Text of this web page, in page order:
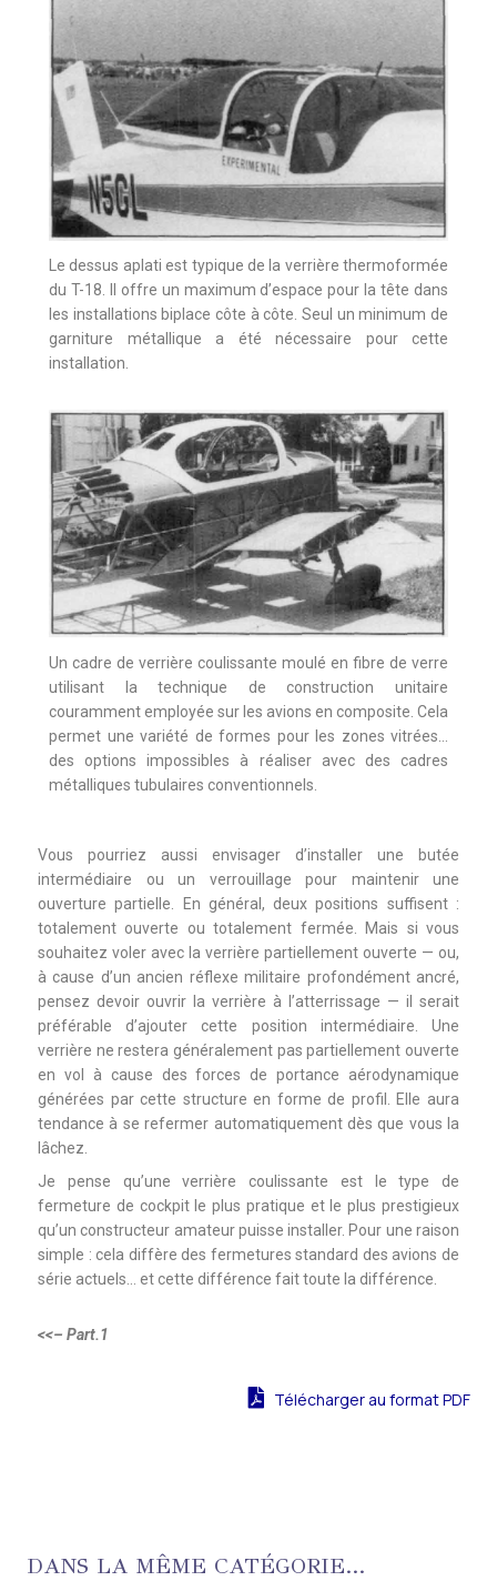
Le dessus aplati est typique de la verrière thermoformée
du T-18. Il offre un maximum d’espace pour la tête dans
les installations biplace côte à côte. Seul un minimum de
garniture métallique a été nécessaire pour cette
installation.
Un cadre de verrière coulissante moulé en fibre de verre
utilisant la technique de construction unitaire
couramment employée sur les avions en composite. Cela
permet une variété de formes pour les zones vitrées…
des options impossibles à réaliser avec des cadres
métalliques tubulaires conventionnels.
Vous pourriez aussi envisager d’installer une butée
intermédiaire ou un verrouillage pour maintenir une
ouverture partielle. En général, deux positions suffisent :
totalement ouverte ou totalement fermée. Mais si vous
souhaitez voler avec la verrière partiellement ouverte — ou,
à cause d’un ancien réflexe militaire profondément ancré,
pensez devoir ouvrir la verrière à l’atterrissage — il serait
préférable d’ajouter cette position intermédiaire. Une
verrière ne restera généralement pas partiellement ouverte
en vol à cause des forces de portance aérodynamique
générées par cette structure en forme de profil. Elle aura
tendance à se refermer automatiquement dès que vous la
lâchez.
Je pense qu’une verrière coulissante est le type de
fermeture de cockpit le plus pratique et le plus prestigieux
qu’un constructeur amateur puisse installer. Pour une raison
simple : cela diffère des fermetures standard des avions de
série actuels… et cette différence fait toute la différence.
<<– Part.1
Télécharger au format PDF
DANS LA MÊME CATÉGORIE...